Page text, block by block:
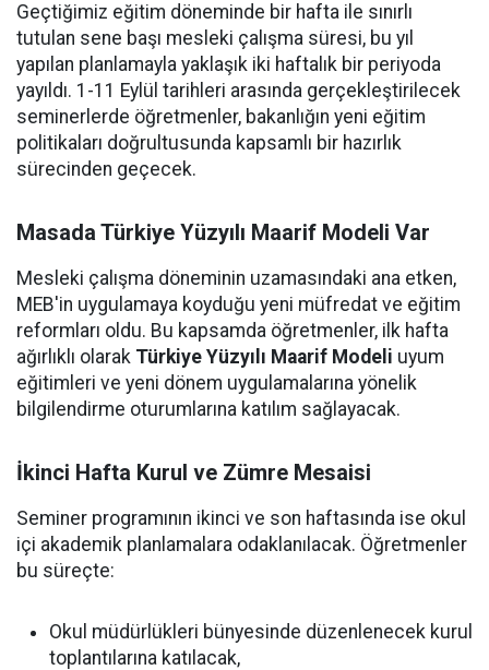
Geçtiğimiz eğitim döneminde bir hafta ile sınırlı
tutulan sene başı mesleki çalışma süresi, bu yıl
yapılan planlamayla yaklaşık iki haftalık bir periyoda
yayıldı. 1-11 Eylül tarihleri arasında gerçekleştirilecek
seminerlerde öğretmenler, bakanlığın yeni eğitim
politikaları doğrultusunda kapsamlı bir hazırlık
sürecinden geçecek.
Masada Türkiye Yüzyılı Maarif Modeli Var
Mesleki çalışma döneminin uzamasındaki ana etken,
MEB'in uygulamaya koyduğu yeni müfredat ve eğitim
reformları oldu. Bu kapsamda öğretmenler, ilk hafta
ağırlıklı olarak Türkiye Yüzyılı Maarif Modeli uyum
eğitimleri ve yeni dönem uygulamalarına yönelik
bilgilendirme oturumlarına katılım sağlayacak.
İkinci Hafta Kurul ve Zümre Mesaisi
Seminer programının ikinci ve son haftasında ise okul
içi akademik planlamalara odaklanılacak. Öğretmenler
bu süreçte:
Okul müdürlükleri bünyesinde düzenlenecek kurul
toplantılarına katılacak,